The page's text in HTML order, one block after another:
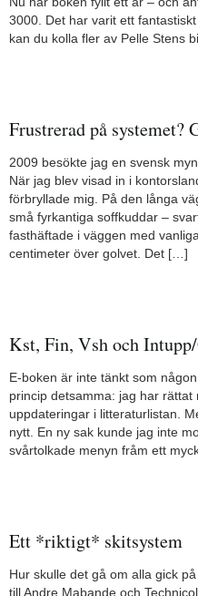
3000. Det har varit ett
kan du kolla fler av Pelle Stens
Frustrerad på systemet?
2009 besökte jag en svensk
När jag blev visad in i
förbryllade mig. På den långa
små fyrkantiga soffkuddar –
fasthäftade i väggen med
centimeter över golvet. Det […]
Kst, Fin, Vsh och
E-boken är inte tänkt som
princip detsamma: jag har
uppdateringar i litteraturlistan.
nytt. En ny sak kunde jag inte
svårtolkade menyn fråm ett
Ett *riktigt* skitsystem
Hur skulle det gå om alla gick
till Andre Mabande och